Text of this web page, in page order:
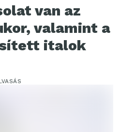
van az
valamint a
italok